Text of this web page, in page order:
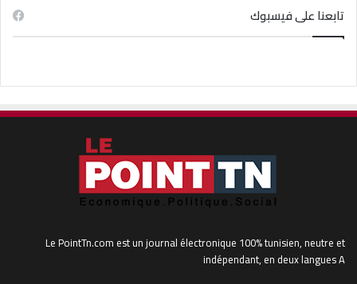
تابعنا على فيسبوك
Le PointTn.com est un journal électronique 100% tunisien, neutre et
indépendant, en deux langues A